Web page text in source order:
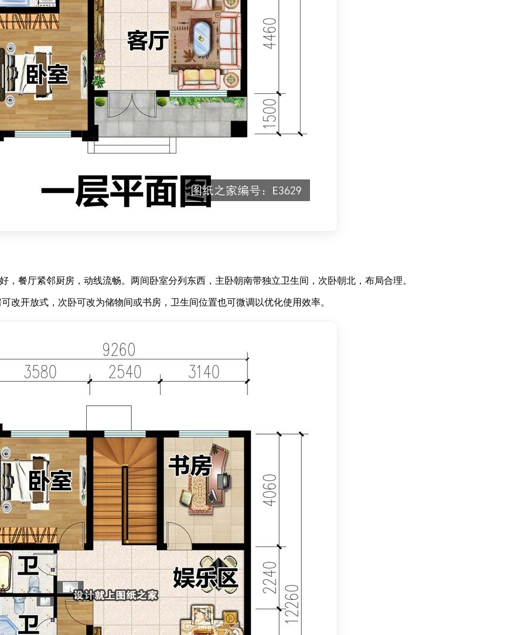
，餐厅紧邻厨房，动线流畅。两间卧室分列东西，主卧朝南带独立卫生间，次卧朝北，布局合理。
改开放式，次卧可改为储物间或书房，卫生间位置也可微调以优化使用效率。